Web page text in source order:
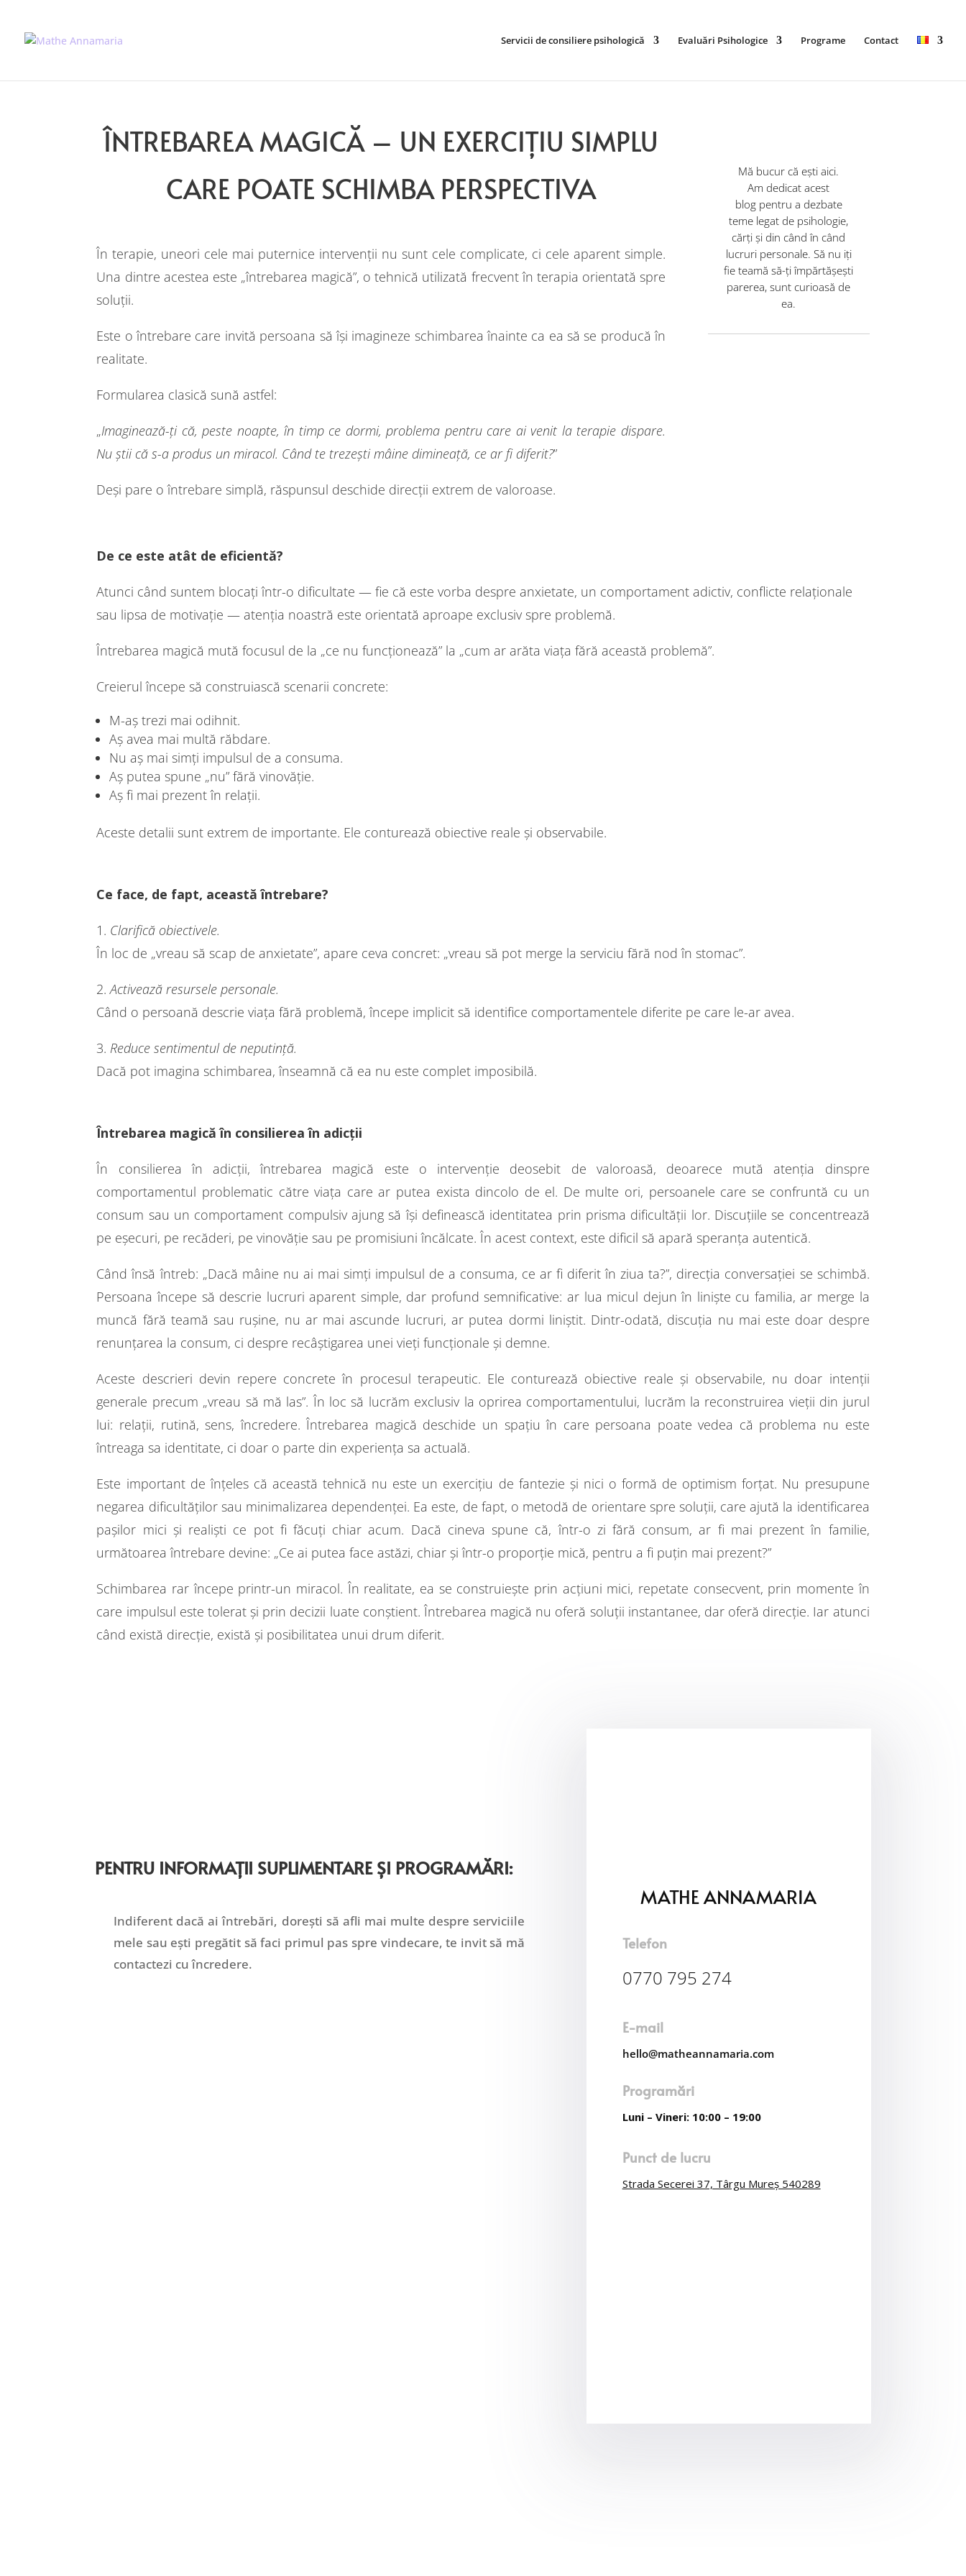
Servicii de consiliere psihologică Evaluări Psihologice Programe Contact
ÎNTREBAREA MAGICĂ – UN EXERCIȚIU SIMPLU
CARE POATE SCHIMBA PERSPECTIVA
În terapie, uneori cele mai puternice intervenții nu sunt cele complicate, ci cele aparent simple.
Una dintre acestea este „întrebarea magică”, o tehnică utilizată frecvent în terapia orientată spre
soluții.
Este o întrebare care invită persoana să își imagineze schimbarea înainte ca ea să se producă în
realitate.
Formularea clasică sună astfel:
„Imaginează-ți că, peste noapte, în timp ce dormi, problema pentru care ai venit la terapie dispare.
Nu știi că s-a produs un miracol. Când te trezești mâine dimineață, ce ar fi diferit?”
Deși pare o întrebare simplă, răspunsul deschide direcții extrem de valoroase.
Mă bucur că ești aici.
Am dedicat acest
blog pentru a dezbate
teme legat de psihologie,
cărți și din când în când
lucruri personale. Să nu iți
fie teamă să-ți împărtășești
parerea, sunt curioasă de
ea.
De ce este atât de eficientă?
Atunci când suntem blocați într-o dificultate — fie că este vorba despre anxietate, un comportament adictiv, conflicte relaționale
sau lipsa de motivație — atenția noastră este orientată aproape exclusiv spre problemă.
Întrebarea magică mută focusul de la „ce nu funcționează” la „cum ar arăta viața fără această problemă”.
Creierul începe să construiască scenarii concrete:
M-aș trezi mai odihnit.
Aș avea mai multă răbdare.
Nu aș mai simți impulsul de a consuma.
Aș putea spune „nu” fără vinovăție.
Aș fi mai prezent în relații.
Aceste detalii sunt extrem de importante. Ele conturează obiective reale și observabile.
Ce face, de fapt, această întrebare?
1. Clarifică obiectivele.
În loc de „vreau să scap de anxietate”, apare ceva concret: „vreau să pot merge la serviciu fără nod în stomac”.
2.Activează resursele personale.
Când o persoană descrie viața fără problemă, începe implicit să identifice comportamentele diferite pe care le-ar avea.
3. Reduce sentimentul de neputință.
Dacă pot imagina schimbarea, înseamnă că ea nu este complet imposibilă.
Întrebarea magică în consilierea în adicții
În consilierea în adicții, întrebarea magică este o intervenție deosebit de valoroasă, deoarece mută atenția dinspre
comportamentul problematic către viața care ar putea exista dincolo de el. De multe ori, persoanele care se confruntă cu un
consum sau un comportament compulsiv ajung să își definească identitatea prin prisma dificultății lor. Discuțiile se concentrează
pe eșecuri, pe recăderi, pe vinovăție sau pe promisiuni încălcate. În acest context, este dificil să apară speranța autentică.
Când însă întreb: „Dacă mâine nu ai mai simți impulsul de a consuma, ce ar fi diferit în ziua ta?”, direcția conversației se schimbă.
Persoana începe să descrie lucruri aparent simple, dar profund semnificative: ar lua micul dejun în liniște cu familia, ar merge la
muncă fără teamă sau rușine, nu ar mai ascunde lucruri, ar putea dormi liniștit. Dintr-odată, discuția nu mai este doar despre
renunțarea la consum, ci despre recâștigarea unei vieți funcționale și demne.
Aceste descrieri devin repere concrete în procesul terapeutic. Ele conturează obiective reale și observabile, nu doar intenții
generale precum „vreau să mă las”. În loc să lucrăm exclusiv la oprirea comportamentului, lucrăm la reconstruirea vieții din jurul
lui: relații, rutină, sens, încredere. Întrebarea magică deschide un spațiu în care persoana poate vedea că problema nu este
întreaga sa identitate, ci doar o parte din experiența sa actuală.
Este important de înțeles că această tehnică nu este un exercițiu de fantezie și nici o formă de optimism forțat. Nu presupune
negarea dificultăților sau minimalizarea dependenței. Ea este, de fapt, o metodă de orientare spre soluții, care ajută la identificarea
pașilor mici și realiști ce pot fi făcuți chiar acum. Dacă cineva spune că, într-o zi fără consum, ar fi mai prezent în familie,
următoarea întrebare devine: „Ce ai putea face astăzi, chiar și într-o proporție mică, pentru a fi puțin mai prezent?”
Schimbarea rar începe printr-un miracol. În realitate, ea se construiește prin acțiuni mici, repetate consecvent, prin momente în
care impulsul este tolerat și prin decizii luate conștient. Întrebarea magică nu oferă soluții instantanee, dar oferă direcție. Iar atunci
când există direcție, există și posibilitatea unui drum diferit.
PENTRU INFORMAȚII SUPLIMENTARE ȘI PROGRAMĂRI:
Indiferent dacă ai întrebări, dorești să afli mai multe despre serviciile
mele sau ești pregătit să faci primul pas spre vindecare, te invit să mă
contactezi cu încredere.
MATHE ANNAMARIA
Telefon
0770 795 274
E-mail
hello@matheannamaria.com
Programări
Luni – Vineri: 10:00 – 19:00
Punct de lucru
Strada Secerei 37, Târgu Mureș 540289